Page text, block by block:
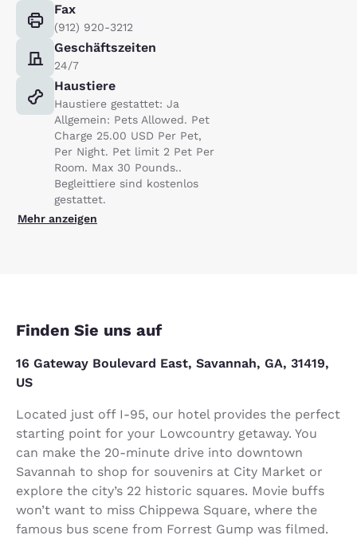
Fax
(912) 920-3212
Geschäftszeiten
24/7
Haustiere
Haustiere gestattet: Ja
Allgemein: Pets Allowed. Pet
Charge 25.00 USD Per Pet,
Per Night. Pet limit 2 Pet Per
Room. Max 30 Pounds..
Begleittiere sind kostenlos
gestattet.
Mehr anzeigen
Finden Sie uns auf
16 Gateway Boulevard East, Savannah, GA, 31419,
US
Located just off I-95, our hotel provides the perfect
starting point for your Lowcountry getaway. You
can make the 20-minute drive into downtown
Savannah to shop for souvenirs at City Market or
explore the city’s 22 historic squares. Movie buffs
won’t want to miss Chippewa Square, where the
famous bus scene from Forrest Gump was filmed.